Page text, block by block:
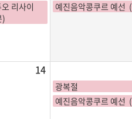
리사이
)
예진음악콩쿠르 예선
14
광복절
예진음악콩쿠르 예선